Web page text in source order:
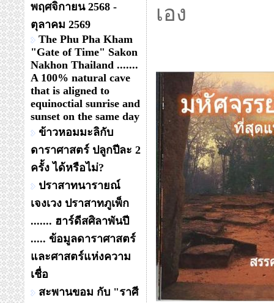
พฤศจิกายน 2568 -
ตุลาคม 2569
The Phu Pha Kham
"Gate of Time" Sakon
Nakhon Thailand .......
A 100% natural cave
that is aligned to
equinoctial sunrise and
sunset on the same day
ข้าวหอมมะลิกับ
ดาราศาสตร์ ปลูกปีละ 2
ครั้ง ได้หรือไม่?
ปราสาทนารายณ์
เจงเวง ปราสาทภูเพ็ก
....... ฮาร์ดีสศิลาพันปี
..... ข้อมูลดาราศาสตร์
และศาสตร์แห่งความ
เชื่อ
สะพานขอม กับ "ราศี
เอง